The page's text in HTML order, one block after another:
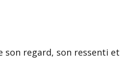
son regard, son ressenti et